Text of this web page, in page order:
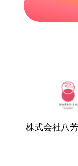
株式会社八